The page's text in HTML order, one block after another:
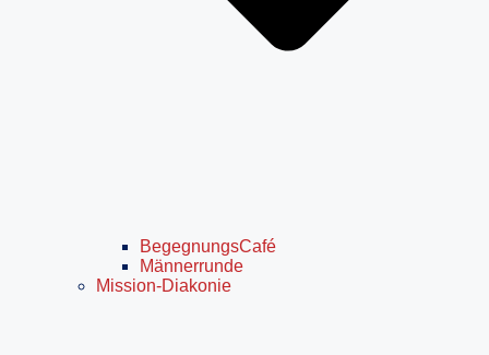
BegegnungsCafé
Männerrunde
Mission-Diakonie